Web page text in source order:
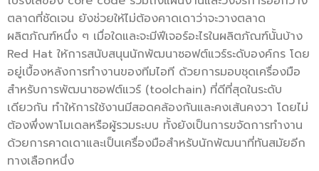
ตลาดที่ชัดเจน ยังช่วยให้ไม่ต้องคาดเดาว่าจะวางตลาด
ผลิตภัณฑ์หนึ่ง ๆ เมื่อใดและจะมีฟีเจอร์อะไรในผลิตภัณฑ์นั้นบ้าง
Red Hat ให้การสนับสนุนนักพัฒนาซอฟต์แวร์ระดับองค์กร โดย
อยู่เบื้องหลังการทำงานของทีมไอที ด้วยการมอบชุดเครื่องมือ
สำหรับการพัฒนาซอฟต์แวร์ (toolchain) ที่ดีที่สุดในระดับ
เดียวกัน ทำให้การใช้งานมีสอดคล้องกันและคงเส้นคงวา โดยไม่
ต้องพึ่งพาโมเดลหรือผู้รวมระบบ ทั้งยังเป็นการขจัดการทำงาน
ด้วยการคาดเดาและเป็นเครื่องมือสำหรับนักพัฒนาที่ทันสมัยอีก
ทางเลือกหนึ่ง